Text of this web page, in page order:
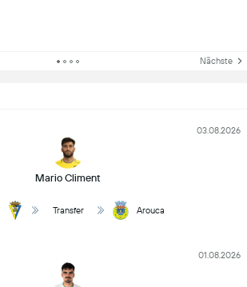
Nächste
Mario Climent
03.08.2026
Transfer Arouca
01.08.2026